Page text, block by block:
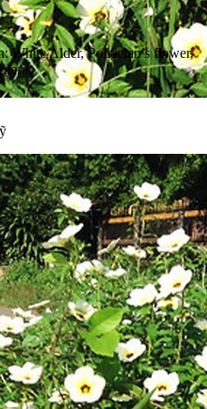
White Alder, Politician’s flower,